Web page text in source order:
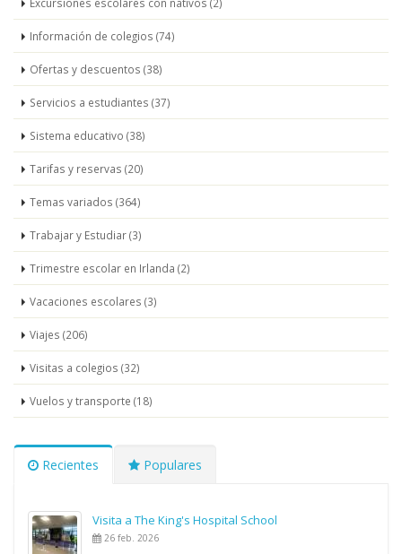
Información de colegios (74)
Ofertas y descuentos (38)
Servicios a estudiantes (37)
Sistema educativo (38)
Tarifas y reservas (20)
Temas variados (364)
Trabajar y Estudiar (3)
Trimestre escolar en Irlanda (2)
Vacaciones escolares (3)
Viajes (206)
Visitas a colegios (32)
Vuelos y transporte (18)
Recientes Populares
Visita a The King's Hospital School
26 feb. 2026